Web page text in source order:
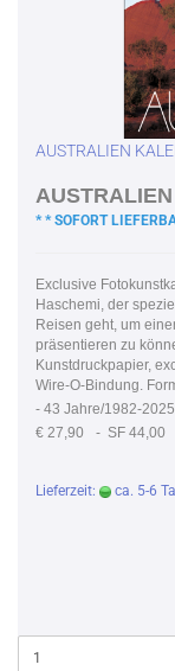
AUSTRALIEN
* * SOFORT
Exclusive
Haschemi, der
Reisen geht, um
präsentieren zu
Kunstdruckpapier,
Wire-O-Bindung.
- 43 Jahre/1982-
€ 27,90
- SF 44,00
Lieferzeit: ca. 5-6